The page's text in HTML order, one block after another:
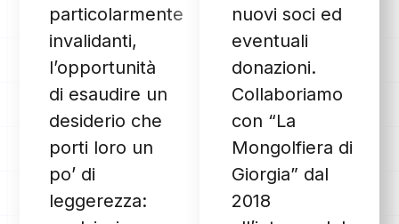
particolarmente
invalidanti,
l’opportunità
di esaudire un
desiderio che
porti loro un
po’ di
leggerezza:
nuovi soci ed
eventuali
donazioni.
Collaboriamo
con “La
Mongolfiera di
Giorgia” dal
2018